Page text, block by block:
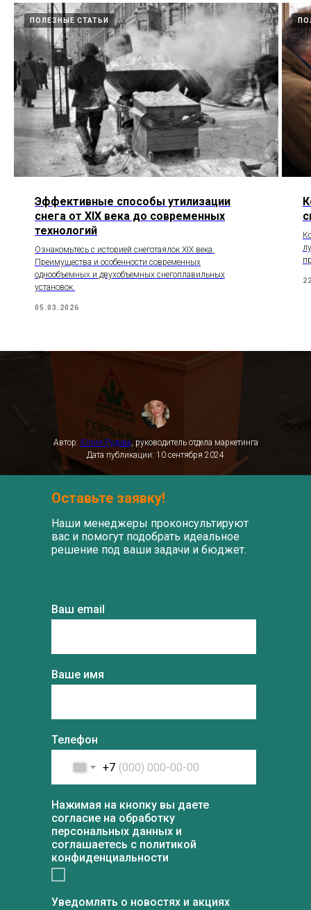
ПОЛЕЗНЫЕ СТАТЬИ
Эффективные способы утилизации
снега от XIX века до современных
технологий
Ознакомьтесь с историей снеготаялок XIX века.
Преимущества и особенности современных
однообъемных и двухобъемных снегоплавильных
установок.
05.03.2026
Автор: Юлия Рудова, руководитель отдела маркетинга
Дата публикации: 10 сентября 2024
Оставьте заявку!
Наши менеджеры проконсультируют
вас и помогут подобрать идеальное
решение под ваши задачи и бюджет.
Ваш email
Ваше имя
Телефон
+7
Нажимая на кнопку вы даете
согласие на обработку
персональных данных и
соглашаетесь c политикой
конфиденциальности
Уведомлять о новостях и акциях